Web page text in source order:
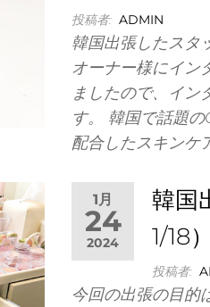
投稿者: ADMIN
韓国出張したスタ
オーナー様にイン
ましたので、イン
す。 韓国で話題
配合したスキンケ
1月
24
2024
韓国
1/18）
投稿者:
今回の出張の目的